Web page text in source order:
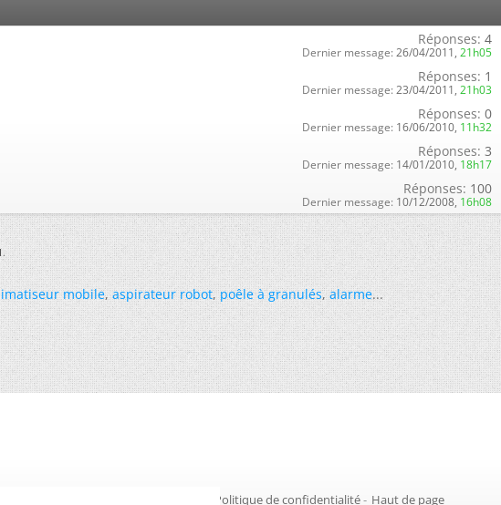
Réponses: 4
Dernier message: 26/04/2011, 21h05
Réponses: 1
Dernier message: 23/04/2011, 21h03
Réponses: 0
Dernier message: 16/06/2010, 11h32
Réponses: 3
Dernier message: 14/01/2010, 18h17
Réponses: 100
Dernier message: 10/12/2008, 16h08
.
mobile,aspirateur robot,poêle à granulés,alarme...
Politique de confidentialité- Haut de page